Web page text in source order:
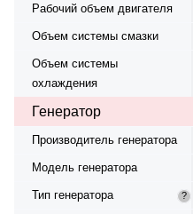
Рабочий объем двигателя
Объем системы смазки
Объем системы
охлаждения
Генератор
Производитель генератора
Модель генератора
Тип генератора
?